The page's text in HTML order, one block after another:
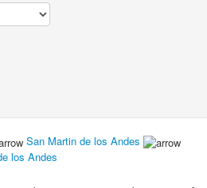
San Martin de los Andes
los Andes